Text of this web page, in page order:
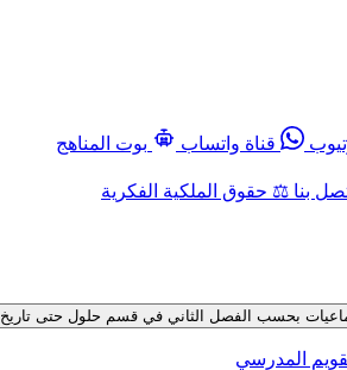
قناة واتساب
بوت المناهج
بنا ⚖️ حقوق الملكية الفكرية
بحسب الفصل الثاني في قسم حلول حتى تاريخ 08-08-2026
المدرسي